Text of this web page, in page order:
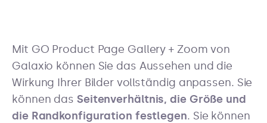
Mit GO Product Page Gallery + Zoom von
Galaxio können Sie das Aussehen und die
Wirkung Ihrer Bilder vollständig anpassen. Sie
können das Seitenverhältnis, die Größe und
die Randkonfiguration festlegen. Sie können